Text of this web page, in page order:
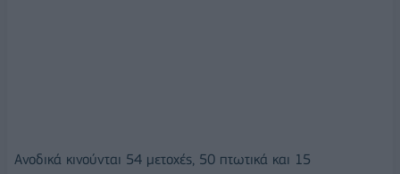
Ανοδικά κινούνται 54 μετοχές, 50 πτωτικά και 15